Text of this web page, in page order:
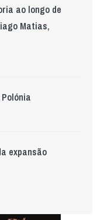
ao longo de
Matias,
expansão